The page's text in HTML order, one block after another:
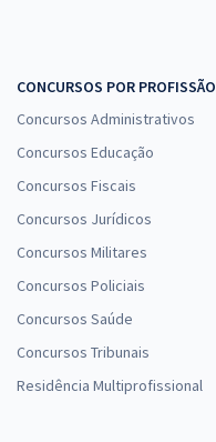
CONCURSOS POR PROFISSÃO
Concursos Administrativos
Concursos Educação
Concursos Fiscais
Concursos Jurídicos
Concursos Militares
Concursos Policiais
Concursos Saúde
Concursos Tribunais
Residência Multiprofissional